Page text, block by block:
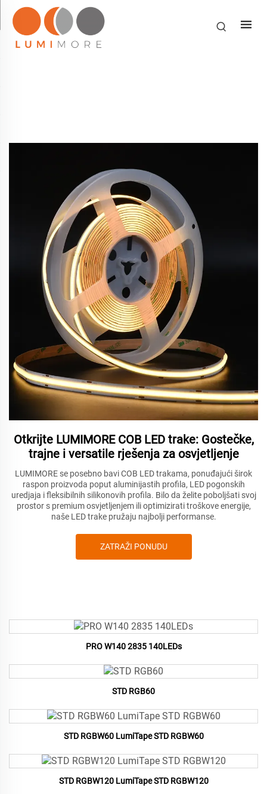
Otkrijte LUMIMORE COB LED trake: Gostečke,
trajne i versatile rješenja za osvjetljenje
LUMIMORE se posebno bavi COB LED trakama, ponuđajući širok
raspon proizvoda poput aluminijastih profila, LED pogonskih
uredjaja i fleksibilnih silikonovih profila. Bilo da želite poboljšati svoj
prostor s premium osvjetljenjem ili optimizirati troškove energije,
naše LED trake pružaju najbolji performanse.
ZATRAŽI PONUDU
PRO W140 2835 140LEDs
STD RGB60
STD RGBW60 LumiTape STD RGBW60
STD RGBW120 LumiTape STD RGBW120